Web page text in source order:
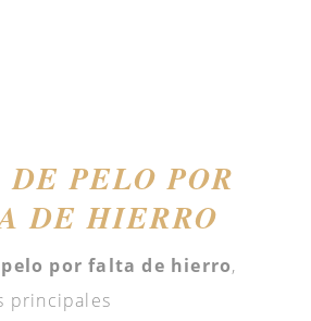
PELO POR
DE HIERRO
por falta de hierro,
principales